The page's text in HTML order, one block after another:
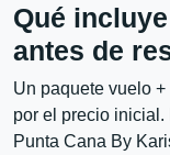
Qué
antes de
Un paquete vuelo
por el precio
Punta Cana By